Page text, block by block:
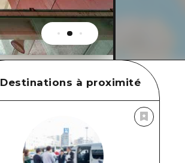
Destinations à proximité